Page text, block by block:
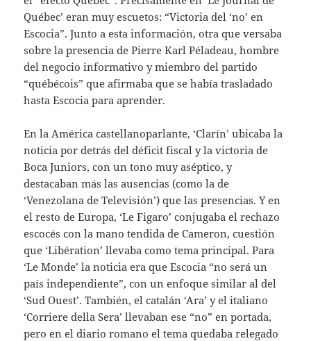
Québec’ eran muy escuetos: “Victoria del ‘no’ en
Escocia”. Junto a esta información, otra que versaba
sobre la presencia de Pierre Karl Péladeau, hombre
del negocio informativo y miembro del partido
“québécois” que afirmaba que se había trasladado
hasta Escocia para aprender.
En la América castellanoparlante, ‘Clarín’ ubicaba la
noticia por detrás del déficit fiscal y la victoria de
Boca Juniors, con un tono muy aséptico, y
destacaban más las ausencias (como la de
‘Venezolana de Televisión’) que las presencias. Y en
el resto de Europa, ‘Le Figaro’ conjugaba el rechazo
escocés con la mano tendida de Cameron, cuestión
que ‘Libération’ llevaba como tema principal. Para
‘Le Monde’ la noticia era que Escocia “no será un
país independiente”, con un enfoque similar al del
‘Sud Ouest’. También, el catalán ‘Ara’ y el italiano
‘Corriere della Sera’ llevaban ese “no” en portada,
pero en el diario romano el tema quedaba relegado